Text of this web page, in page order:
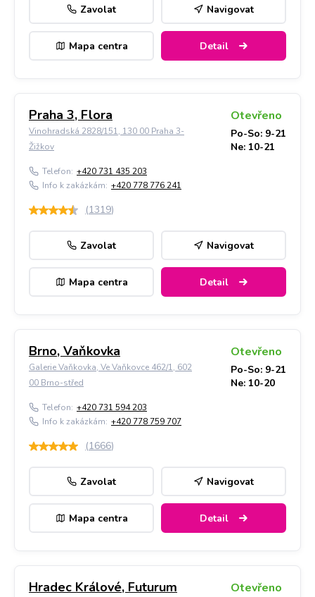
Zavolat Navigovat
Mapa centra Detail
Praha 3, Flora
Vinohradská 2828/151, 130 00 Praha 3-
Žižkov
Otevřeno
Po-So: 9-21
Ne: 10-21
Telefon: +420 731 435 203
Info k zakázkám: +420 778 776 241
(1319)
Zavolat Navigovat
Mapa centra Detail
Brno, Vaňkovka
Galerie Vaňkovka, Ve Vaňkovce 462/1, 602
00 Brno-střed
Otevřeno
Po-So: 9-21
Ne: 10-20
Telefon: +420 731 594 203
Info k zakázkám: +420 778 759 707
(1666)
Zavolat Navigovat
Mapa centra Detail
Hradec Králové, Futurum Otevřeno